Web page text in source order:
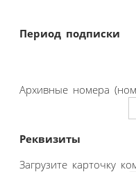
Период подписки
Архивные номера
Реквизиты
Загрузите карточку